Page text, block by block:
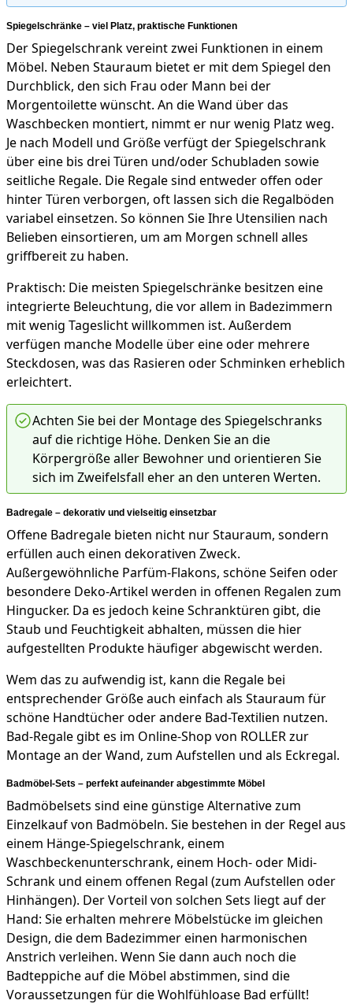
Spiegelschränke – viel Platz, praktische Funktionen
Der Spiegelschrank vereint zwei Funktionen in einem
Möbel. Neben Stauraum bietet er mit dem Spiegel den
Durchblick, den sich Frau oder Mann bei der
Morgentoilette wünscht. An die Wand über das
Waschbecken montiert, nimmt er nur wenig Platz weg.
Je nach Modell und Größe verfügt der Spiegelschrank
über eine bis drei Türen und/oder Schubladen sowie
seitliche Regale. Die Regale sind entweder offen oder
hinter Türen verborgen, oft lassen sich die Regalböden
variabel einsetzen. So können Sie Ihre Utensilien nach
Belieben einsortieren, um am Morgen schnell alles
griffbereit zu haben.
Praktisch: Die meisten Spiegelschränke besitzen eine
integrierte Beleuchtung, die vor allem in Badezimmern
mit wenig Tageslicht willkommen ist. Außerdem
verfügen manche Modelle über eine oder mehrere
Steckdosen, was das Rasieren oder Schminken erheblich
erleichtert.
Achten Sie bei der Montage des Spiegelschranks
auf die richtige Höhe. Denken Sie an die
Körpergröße aller Bewohner und orientieren Sie
sich im Zweifelsfall eher an den unteren Werten.
Badregale – dekorativ und vielseitig einsetzbar
Offene Badregale bieten nicht nur Stauraum, sondern
erfüllen auch einen dekorativen Zweck.
Außergewöhnliche Parfüm-Flakons, schöne Seifen oder
besondere Deko-Artikel werden in offenen Regalen zum
Hingucker. Da es jedoch keine Schranktüren gibt, die
Staub und Feuchtigkeit abhalten, müssen die hier
aufgestellten Produkte häufiger abgewischt werden.
Wem das zu aufwendig ist, kann die Regale bei
entsprechender Größe auch einfach als Stauraum für
schöne Handtücher oder andere Bad-Textilien nutzen.
Bad-Regale gibt es im Online-Shop von ROLLER zur
Montage an der Wand, zum Aufstellen und als Eckregal.
Badmöbel-Sets – perfekt aufeinander abgestimmte Möbel
Badmöbelsets sind eine günstige Alternative zum
Einzelkauf von Badmöbeln. Sie bestehen in der Regel aus
einem Hänge-Spiegelschrank, einem
Waschbeckenunterschrank, einem Hoch- oder Midi-
Schrank und einem offenen Regal (zum Aufstellen oder
Hinhängen). Der Vorteil von solchen Sets liegt auf der
Hand: Sie erhalten mehrere Möbelstücke im gleichen
Design, die dem Badezimmer einen harmonischen
Anstrich verleihen. Wenn Sie dann auch noch die
Badteppiche auf die Möbel abstimmen, sind die
Voraussetzungen für die Wohlfühloase Bad erfüllt!